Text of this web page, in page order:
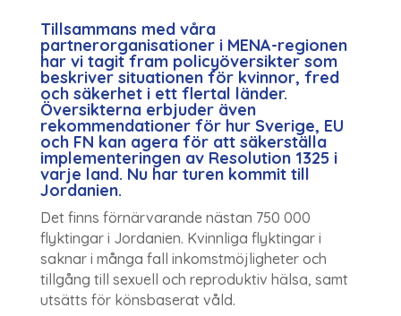
Tillsammans med våra
partnerorganisationer i MENA-regionen
har vi tagit fram policyöversikter som
beskriver situationen för kvinnor, fred
och säkerhet i ett flertal länder.
Översikterna erbjuder även
rekommendationer för hur Sverige, EU
och FN kan agera för att säkerställa
implementeringen av Resolution 1325 i
varje land. Nu har turen kommit till
Jordanien.
Det finns förnärvarande nästan 750 000
flyktingar i Jordanien. Kvinnliga flyktingar i
saknar i många fall inkomstmöjligheter och
tillgång till sexuell och reproduktiv hälsa, samt
utsätts för könsbaserat våld.